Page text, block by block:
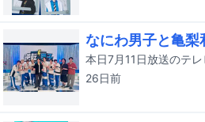
なにわ男子と亀梨
本日7月11日放送のテ
26日前